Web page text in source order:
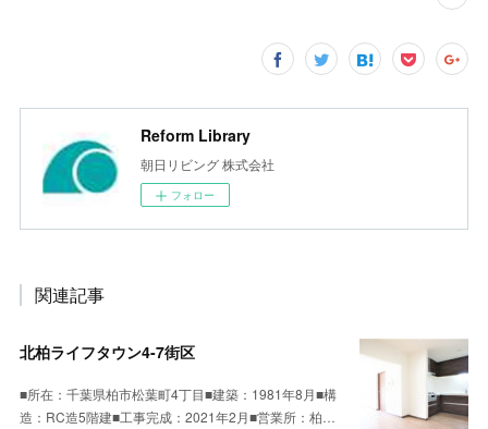
Reform Library
朝日リビング 株式会社
フォロー
関連記事
北柏ライフタウン4-7街区
■所在：千葉県柏市松葉町4丁目■建築：1981年8月■構
造：RC造5階建■工事完成：2021年2月■営業所：柏…